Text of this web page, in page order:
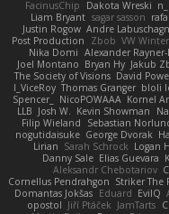
FacinusChip
Dakota Wreski
Liam Bryant sagar sasson
Justin Rogow Andre
Post Production
Zbob VW
Nika Domi Alexander
Joel Montano Bryan Hy Jakub
The Society of Visions David
I_ViceRoy Thomas Granger bloli
Spencer_
NicoPOWAAA Kornel
LLB Josh W. Kevin Showman
Filip Wieland
Sebastian
nogutidaisuke George Dvorak
Lirian Sarah Schrock Logan
Danny Sale Elias Guevara
Aleksandr Chebotariov
Cornellus Pendrahgon Striker The
Domantas Jokšas Eduard EvilQ
opostol Jiří Ptáček JamTarts